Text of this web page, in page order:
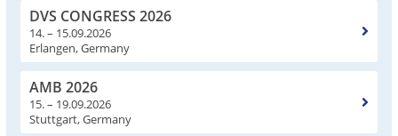
DVS CONGRESS 2026
14. – 15.09.2026
Erlangen, Germany
AMB 2026
15. – 19.09.2026
Stuttgart, Germany